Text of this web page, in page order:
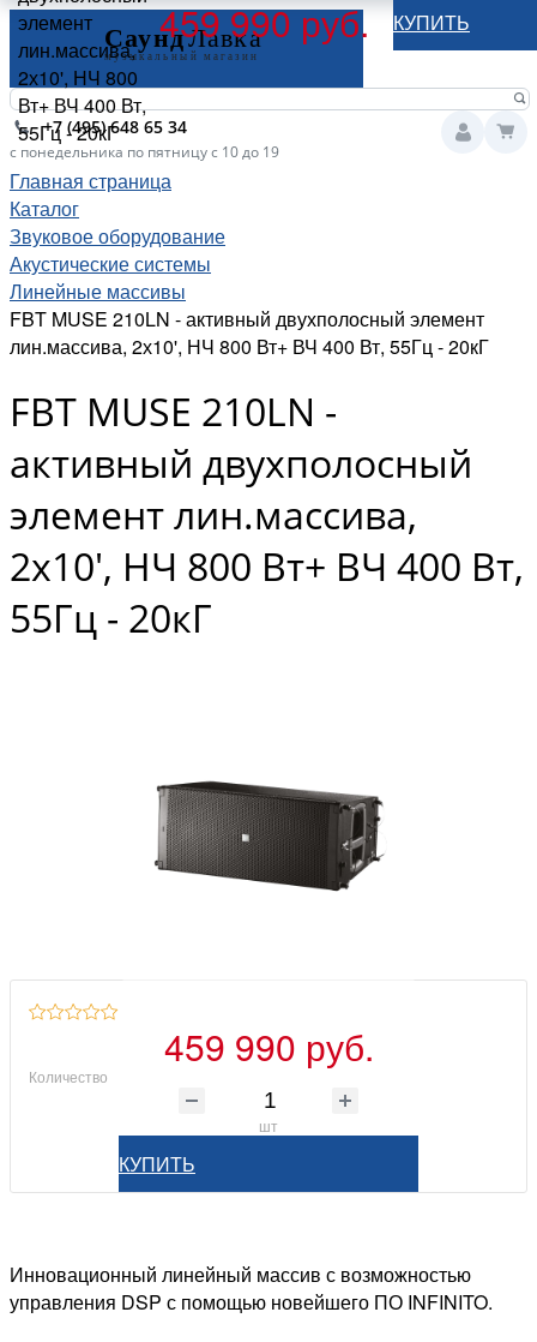
+7 (495) 648 65 34
с понедельника по пятницу с 10 до 19
Главная страница
Каталог
Звуковое оборудование
Акустические системы
Линейные массивы
FBT MUSE 210LN - активный двухполосный элемент
лин.массива, 2х10', НЧ 800 Вт+ ВЧ 400 Вт, 55Гц - 20кГ
FBT MUSE 210LN -
активный двухполосный
элемент лин.массива,
2х10', НЧ 800 Вт+ ВЧ 400 Вт,
55Гц - 20кГ
459 990 руб.
Количество
шт
КУПИТЬ
Инновационный линейный массив с возможностью
управления DSP с помощью новейшего ПО INFINITO.
элемент
лин.массива,
2х10', НЧ 800
Вт+ ВЧ 400 Вт,
55Гц - 20кГ
459 990 руб. КУПИТЬ